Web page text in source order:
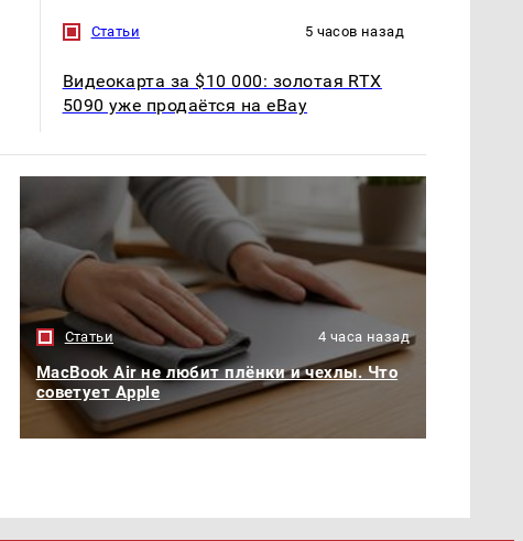
Статьи 5 часов назад
Видеокарта за $10 000: золотая RTX
5090 уже продаётся на eBay
Статьи 4 часа назад
MacBook Air не любит плёнки и чехлы. Что
советует Apple